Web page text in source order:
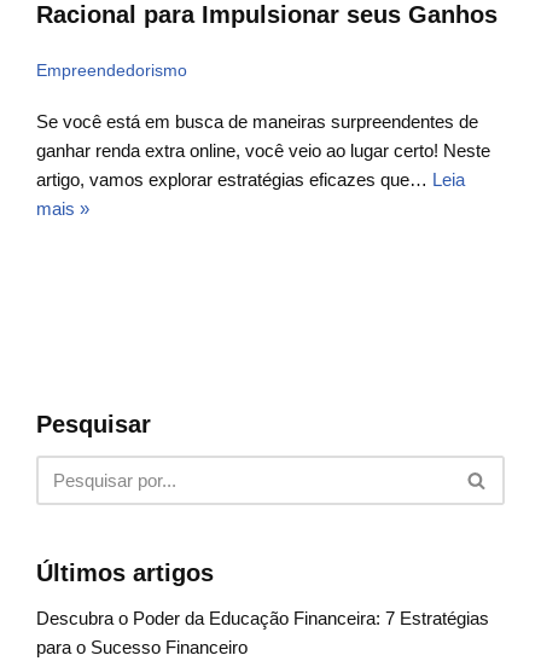
Racional para Impulsionar seus Ganhos
Empreendedorismo
Se você está em busca de maneiras surpreendentes de
ganhar renda extra online, você veio ao lugar certo! Neste
artigo, vamos explorar estratégias eficazes que… Leia
mais »
Pesquisar
Últimos artigos
Descubra o Poder da Educação Financeira: 7 Estratégias
para o Sucesso Financeiro